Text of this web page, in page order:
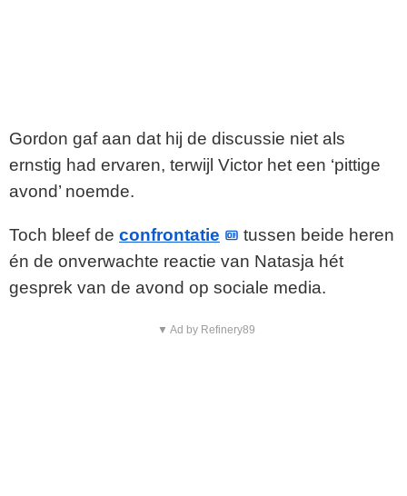
Gordon gaf aan dat hij de discussie niet als
ernstig had ervaren, terwijl Victor het een ‘pittige
avond’ noemde.
Toch bleef de confrontatie
tussen beide heren
én de onverwachte reactie van Natasja hét
gesprek van de avond op sociale media.
▼ Ad by Refinery89